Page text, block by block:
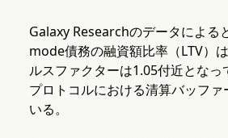
Galaxy Researchのデータによる
mode債務の融資額比率（LTV）
ルスファクターは1.05付近となっ
プロトコルにおける清算バッファ
いる。